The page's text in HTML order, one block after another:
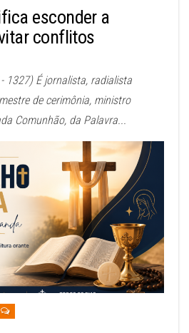
esconder a
conflitos
1327) É jornalista, radialista
de cerimônia, ministro
Comunhão, da Palavra...